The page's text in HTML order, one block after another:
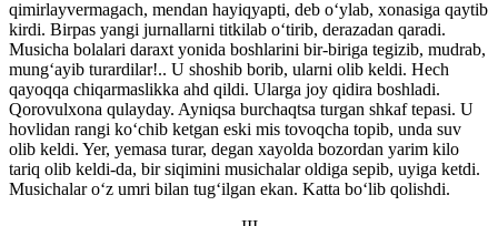
qimirlayvermagach, mendan hayiqyapti, deb o‘ylab, xonasiga qaytib
kirdi. Birpas yangi jurnallarni titkilab o‘tirib, derazadan qaradi.
Musicha bolalari daraxt yonida boshlarini bir-biriga tegizib, mudrab,
mung‘ayib turardilar!.. U shoshib borib, ularni olib keldi. Hech
qayoqqa chiqarmaslikka ahd qildi. Ularga joy qidira boshladi.
Qorovulxona qulayday. Ayniqsa burchaqtsa turgan shkaf tepasi. U
hovlidan rangi ko‘chib ketgan eski mis tovoqcha topib, unda suv
olib keldi. Yer, yemasa turar, degan xayolda bozordan yarim kilo
tariq olib keldi-da, bir siqimini musichalar oldiga sepib, uyiga ketdi.
Musichalar o‘z umri bilan tug‘ilgan ekan. Katta bo‘lib qolishdi.